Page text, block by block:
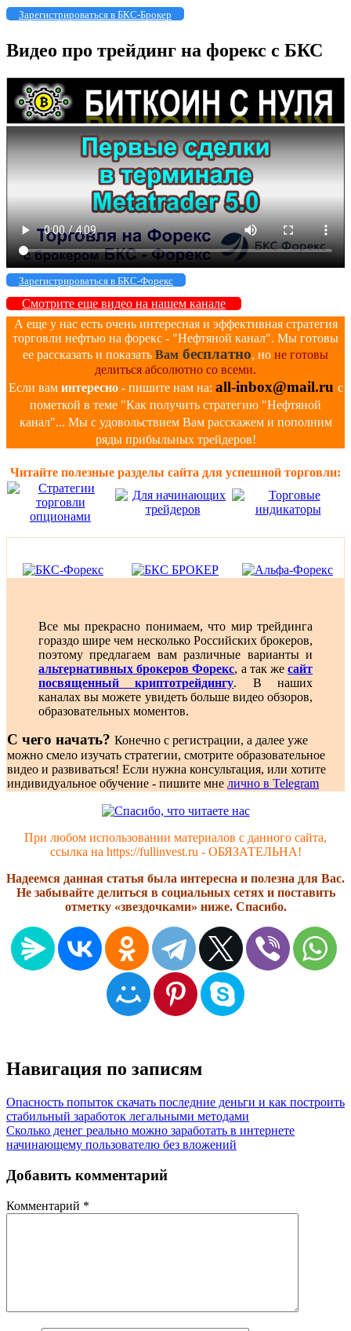
Зарегистрироваться в БКС-Брокер
Видео про трейдинг на форекс с БКС
Зарегистрироваться в БКС-Форекс
Смотрите еще видео на нашем канале
А еще у нас есть очень интересная и эффективная стратегия
торговли нефтью на форекс - "Нефтяной канал". Мы готовы
ее рассказать и показать Вам бесплатно, но не готовы
делиться абсолютно со всеми.
Если вам интересно- пишите нам на: all-inbox@mail.ru с
пометкой в теме "Как получить стратегию "Нефтяной
канал"... Мы с удовольствием Вам расскажем и пополним
ряды прибыльных трейдеров!
Читайте полезные разделы сайта для успешной торговли:
Все мы прекрасно понимаем, что мир трейдинга
гораздо шире чем несколько Российских брокеров,
поэтому предлагаем вам различные варианты и
альтернативных брокеров Форекс, а так жесайт
посвященный криптотрейдингу. В наших
каналах вы можете увидеть больше видео обзоров,
образовательных моментов.
С чего начать? Конечно с регистрации, а далее уже
можно смело изучать стратегии, смотрите образовательное
видео и развиваться! Если нужна консультация, или хотите
индивидуальное обучение - пишите мне лично в Telegram
При любом использовании материалов с данного сайта,
ссылка на https://fullinvest.ru - ОБЯЗАТЕЛЬНА!
Надеемся данная статья была интересна и полезна для Вас.
Не забывайте делиться в социальных сетях и поставить
отметку «звездочками» ниже. Спасибо.
Навигация по записям
Опасность попыток скачать последние деньги и как построить
стабильный заработок легальными методами
Сколько денег реально можно заработать в интернете
начинающему пользователю без вложений
Добавить комментарий
Комментарий *